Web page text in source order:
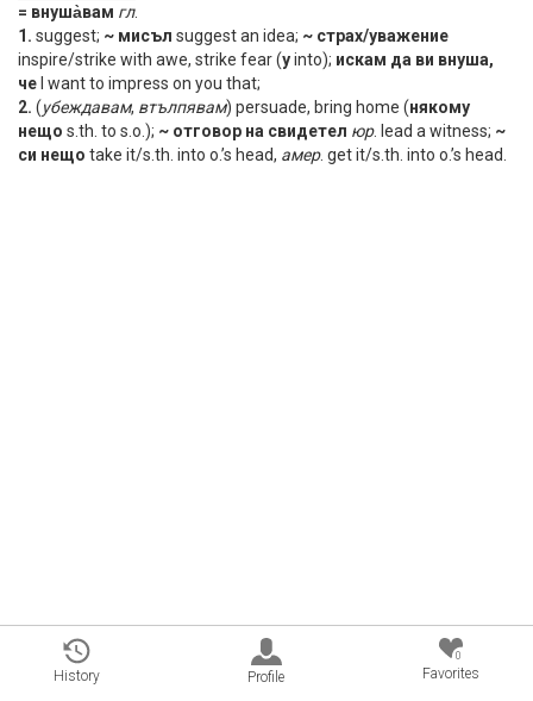
= внуша̀вам гл.
1. suggest; ~ мисъл suggest an idea; ~ страх/уважение
inspire/strike with awe, strike fear (уinto); искам да ви внуша,
че I want to impress on you that;
2. (убеждавам, втълпявам) persuade, bring home (някому
нещо s.th. to s.o.); ~ отговор на свидетел юр. lead a witness; ~
си нещо take it/s.th. into o.’s head, амер. get it/s.th. into o.’s head.
History Profile
0
Favorites